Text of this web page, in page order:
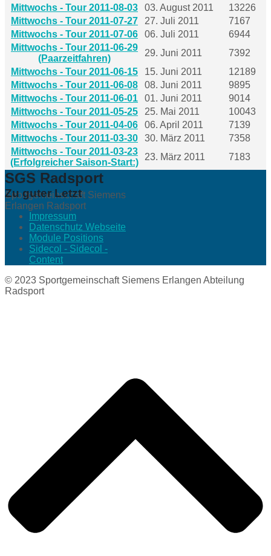
Mittwochs - Tour 2011-08-03
03. August 2011
13226
Mittwochs - Tour 2011-07-27
27. Juli 2011
7167
Mittwochs - Tour 2011-07-06
06. Juli 2011
6944
Mittwochs - Tour 2011-06-29
(Paarzeitfahren)
29. Juni 2011
7392
Mittwochs - Tour 2011-06-15
15. Juni 2011
12189
Mittwochs - Tour 2011-06-08
08. Juni 2011
9895
Mittwochs - Tour 2011-06-01
01. Juni 2011
9014
Mittwochs - Tour 2011-05-25
25. Mai 2011
10043
Mittwochs - Tour 2011-04-06
06. April 2011
7139
Mittwochs - Tour 2011-03-30
30. März 2011
7358
Mittwochs - Tour 2011-03-23
(Erfolgreicher Saison-Start:)
23. März 2011 7183
SGS Radsport
Sportgemeinschaft Siemens
Erlangen Radsport
Zu guter Letzt
Impressum
Datenschutz Webseite
Module Positions
Sidecol - Sidecol -
Content
© 2023 Sportgemeinschaft Siemens Erlangen Abteilung
Radsport